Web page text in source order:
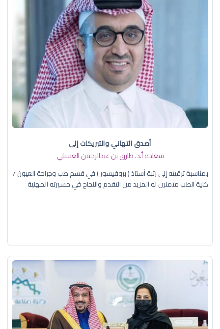
أصدق التهاني والتبريكات إلى
سعادة أ.د. ​طارق بن عبدالرحمن العسبلي
بمناسبة ترقيته إلى رتبة أستاذ ( بروفيسور ) في قسم طب وجراحة العيون /
كلية الطب متمنين له المزيد من التقدم والنجاح في مسيرته المهنية